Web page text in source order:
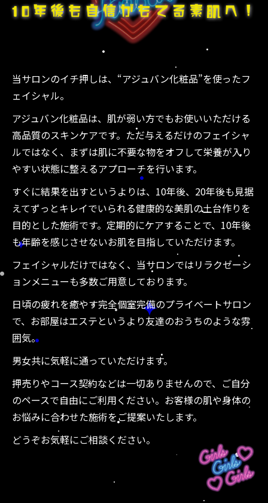
当サロンのイチ押しは、“アジュバン化粧品”を使ったフ
ェイシャル。
アジュバン化粧品は、肌が弱い方でもお使いいただける
高品質のスキンケアです。ただ与えるだけのフェイシャ
ルではなく、まずは肌に不要な物をオフして栄養が入り
やすい状態に整えるアプローチを行います。
すぐに結果を出すというよりは、10年後、20年後も見据
えてずっとキレイでいられる健康的な美肌の土台作りを
目的とした施術です。定期的にケアすることで、10年後
も年齢を感じさせないお肌を目指していただけます。
フェイシャルだけではなく、当サロンではリラクゼーシ
ョンメニューも多数ご用意しております。
日頃の疲れを癒やす完全個室完備のプライベートサロン
で、お部屋はエステというより友達のおうちのような雰
囲気。
男女共に気軽に通っていただけます。
押売りやコース契約などは一切ありませんので、ご自分
のペースで自由にご利用ください。お客様の肌や身体の
お悩みに合わせた施術をご提案いたします。
どうぞお気軽にご相談ください。